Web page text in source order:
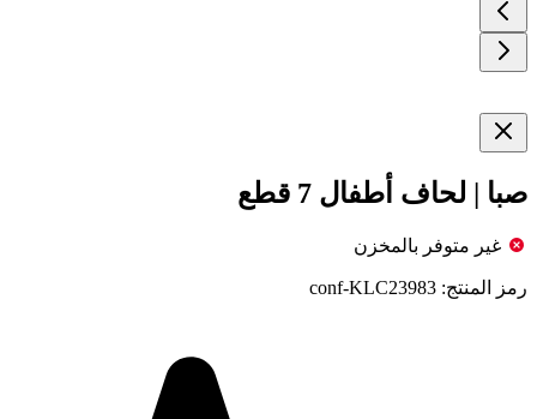
صبا | لحاف أطفال 7 قطع
غير متوفر بالمخزن
رمز المنتج: conf-KLC23983